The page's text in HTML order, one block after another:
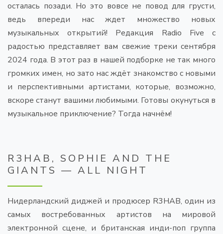
осталась позади. Но это вовсе не повод для грусти,
ведь впереди нас ждет множество новых
музыкальных открытий! Редакция Radio Five с
радостью представляет вам свежие треки сентября
2024 года. В этот раз в нашей подборке не так много
громких имен, но зато нас ждёт знакомство с новыми
и перспективными артистами, которые, возможно,
вскоре станут вашими любимыми. Готовы окунуться в
музыкальное приключение? Тогда начнём!
R3HAB, SOPHIE AND THE
GIANTS — ALL NIGHT
Нидерландский диджей и продюсер R3HAB, один из
самых востребованных артистов на мировой
электронной сцене, и британская инди-поп группа